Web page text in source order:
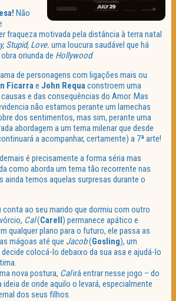
Não
fraqueza motivada pela distância à terra natal
Stupid, Love. uma loucura saudável que há
oriunda de Hollywood.
de personagens com ligações mais ou
Ficarrae John Requaconstroem uma
e das consequências do Amor. Mas
não estamos perante um lamechas
dos sentimentos, mas sim, perante uma
abordagem a um tema milenar que desde
a acompanhar, certamente) a 7ª arte!
é precisamente a forma séria mas
como aborda um tema tão recorrente nas
ainda temos aquelas surpresas durante o
conta ao seu marido que dormiu com outro
Cal(Carell) permanece apático e
qualquer plano para o futuro, ele passa as
mágoas até que Jacob(Gosling), um
colocá-lo debaixo da sua asa e ajudá-lo
nova postura, Calirá entrar nesse jogo – do
de onde aquilo o levará, especialmente
dos seus filhos.